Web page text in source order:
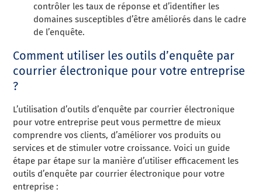
contrôler les taux de réponse et d’identifier les
domaines susceptibles d’être améliorés dans le cadre
de l’enquête.
Comment utiliser les outils d’enquête par
courrier électronique pour votre entreprise
?
L’utilisation d’outils d’enquête par courrier électronique
pour votre entreprise peut vous permettre de mieux
comprendre vos clients, d’améliorer vos produits ou
services et de stimuler votre croissance. Voici un guide
étape par étape sur la manière d’utiliser efficacement les
outils d’enquête par courrier électronique pour votre
entreprise :